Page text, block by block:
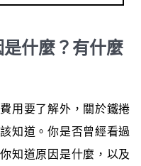
什麼？有什麼
用要了解外，關於鐵捲
知道。你是否曾經看過
知道原因是什麼，以及